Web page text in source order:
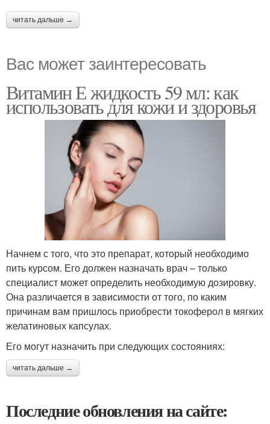
читать дальше →
Вас может заинтересовать
Витамин Е жидкость 59 мл: как
использовать для кожи и здоровья
Начнем с того, что это препарат, который необходимо
пить курсом. Его должен назначать врач – только
специалист может определить необходимую дозировку.
Она различается в зависимости от того, по каким
причинам вам пришлось приобрести токоферол в мягких
желатиновых капсулах.
Его могут назначить при следующих состояниях:
читать дальше →
Последние обновления на сайте: